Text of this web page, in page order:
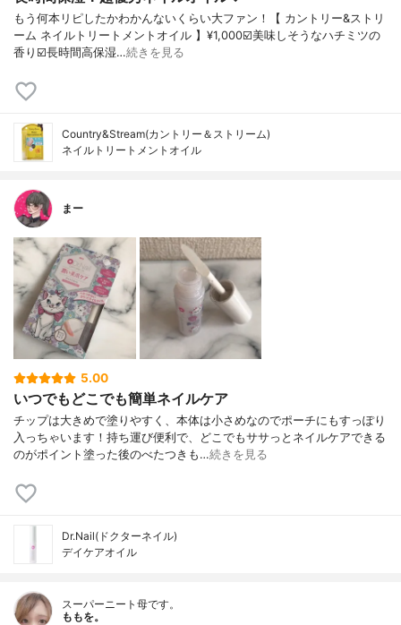
もう何本リピしたかわかんないくらい大ファン！【 カントリー&ストリ
ーム ネイルトリートメントオイル 】¥1,000☑️美味しそうなハチミツの
香り☑️長時間高保湿…続きを見る
Country&Stream(カントリー＆ストリーム)
ネイルトリートメントオイル
まー
5.00
いつでもどこでも簡単ネイルケア
チップは大きめで塗りやすく、本体は小さめなのでポーチにもすっぽり
入っちゃいます！持ち運び便利で、どこでもササっとネイルケアできる
のがポイント塗った後のべたつきも…続きを見る
Dr.Nail(ドクターネイル)
デイケアオイル
スーパーニート母です。
ももを。